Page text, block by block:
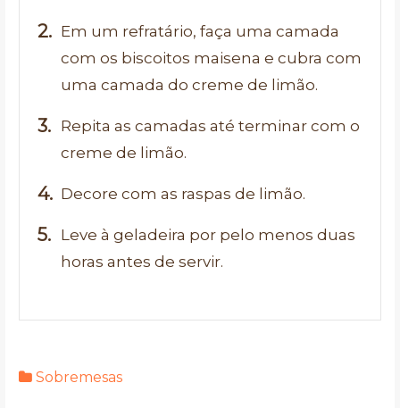
Em um refratário, faça uma camada
com os biscoitos maisena e cubra com
uma camada do creme de limão.
Repita as camadas até terminar com o
creme de limão.
Decore com as raspas de limão.
Leve à geladeira por pelo menos duas
horas antes de servir.
Sobremesas